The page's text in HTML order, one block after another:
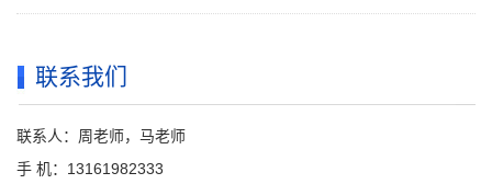
联系我们
联系人：周老师，马老师
手 机：13161982333